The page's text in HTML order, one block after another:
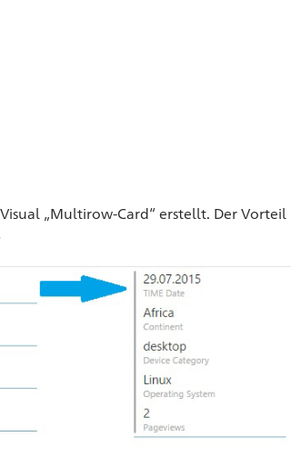
„Multirow-Card“ erstellt. Der Vorteil